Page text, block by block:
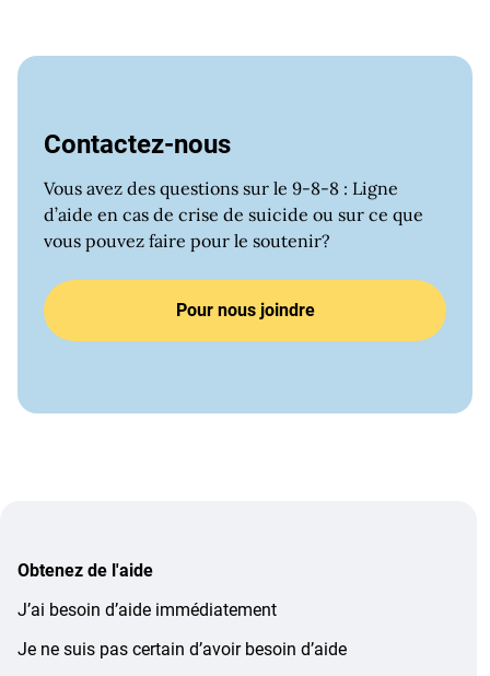
Contactez-nous
Vous avez des questions sur le 9-8-8 : Ligne
d’aide en cas de crise de suicide ou sur ce que
vous pouvez faire pour le soutenir?
Pour nous joindre
Obtenez de l'aide
J’ai besoin d’aide immédiatement
Je ne suis pas certain d’avoir besoin d’aide